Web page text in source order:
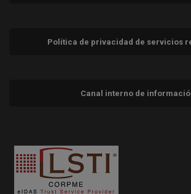
Política de privacidad de servicios
Canal interno de